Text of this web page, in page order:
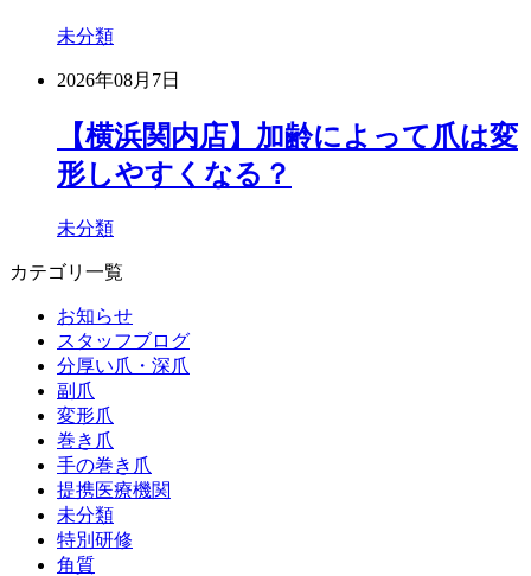
未分類
2026年08月7日
【横浜関内店】加齢によって爪は変
形しやすくなる？
未分類
カテゴリ一覧
お知らせ
スタッフブログ
分厚い爪・深爪
副爪
変形爪
巻き爪
手の巻き爪
提携医療機関
未分類
特別研修
角質